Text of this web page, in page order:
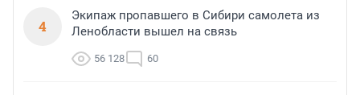
4
Экипаж пропавшего в Сибири самолета из
Ленобласти вышел на связь
56 128 60